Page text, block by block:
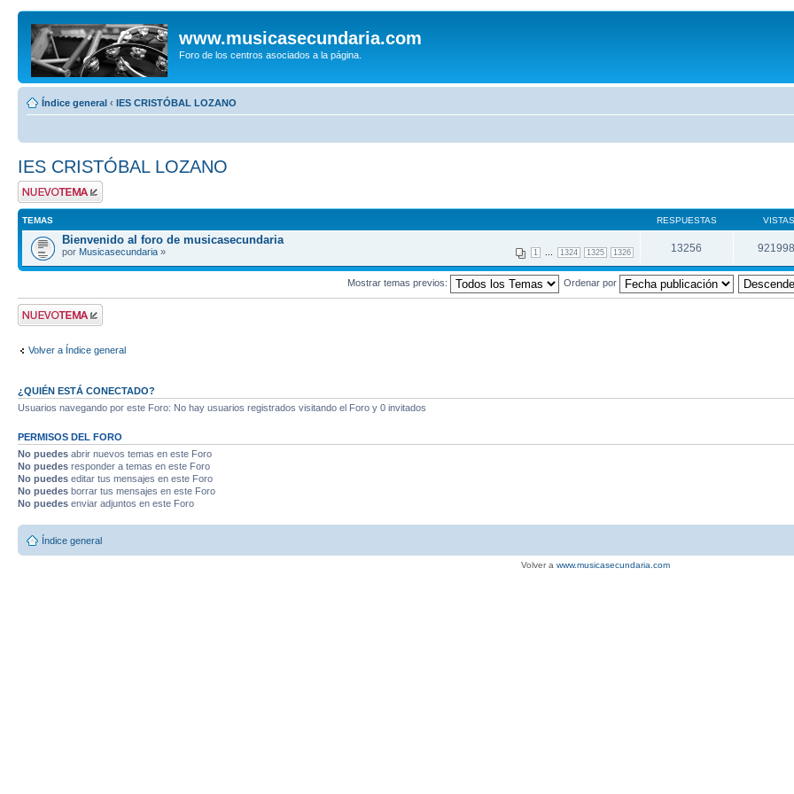
www.musicasecundaria.com
Foro de los centros asociados a la página.
Índice general ‹ IES CRISTÓBAL LOZANO
IES CRISTÓBAL LOZANO
Publicar un nuevo
tema
TEMAS RESPUESTAS VISTAS
Bienvenido al foro de musicasecundaria
1 1324 1325 1326
por Musicasecundaria » 13256
Mostrar temas previos: Ordenar por
Publicar un nuevo
tema
Volver a Índice general
¿QUIÉN ESTÁ CONECTADO?
Usuarios navegando por este Foro: No hay usuarios registrados visitando el Foro y 0 invitados
PERMISOS DEL FORO
No puedes abrir nuevos temas en este Foro
No puedes responder a temas en este Foro
No puedes editar tus mensajes en este Foro
No puedes borrar tus mensajes en este Foro
No puedes enviar adjuntos en este Foro
Índice general
Volver a www.musicasecundaria.com